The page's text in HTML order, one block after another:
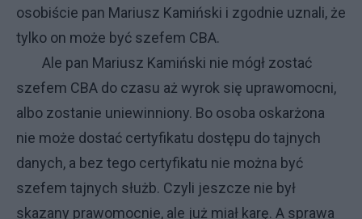
osobiście pan Mariusz Kamiński i zgodnie uznali, że
tylko on może być szefem CBA.
Ale pan Mariusz Kamiński nie mógł zostać
szefem CBA do czasu aż wyrok się uprawomocni,
albo zostanie uniewinniony. Bo osoba oskarżona
nie może dostać certyfikatu dostępu do tajnych
danych, a bez tego certyfikatu nie można być
szefem tajnych służb. Czyli jeszcze nie był
skazany prawomocnie, ale już miał karę. A sprawa